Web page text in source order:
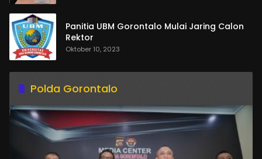
Panitia UBM Gorontalo Mulai Jaring Calon
Rektor
Oktober 10, 2023
Polda Gorontalo